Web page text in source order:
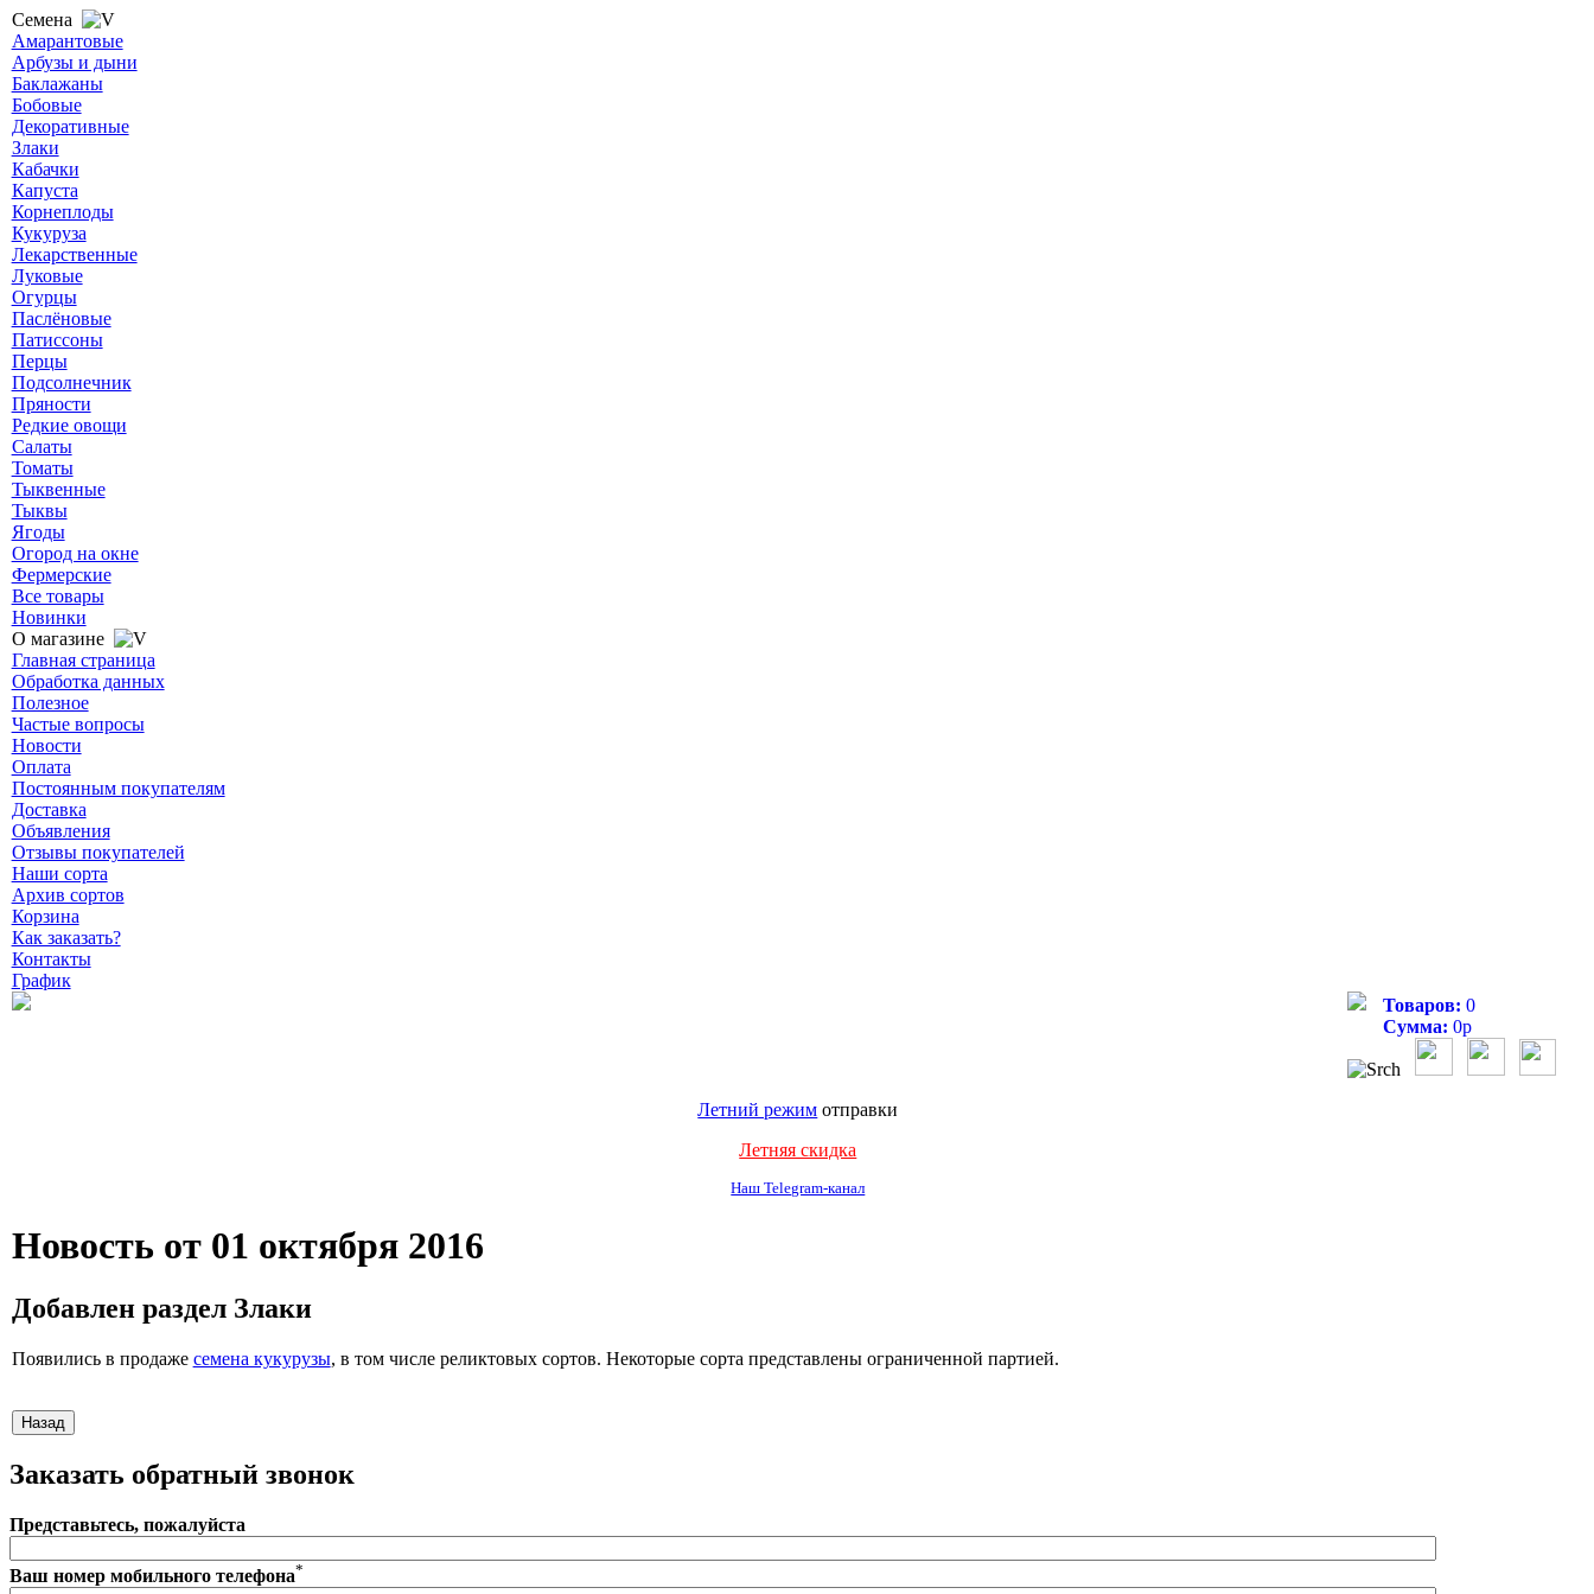
Семена
Амарантовые
Арбузы и дыни
Баклажаны
Бобовые
Декоративные
Злаки
Кабачки
Капуста
Корнеплоды
Кукуруза
Лекарственные
Луковые
Огурцы
Паслёновые
Патиссоны
Перцы
Подсолнечник
Пряности
Редкие овощи
Салаты
Томаты
Тыквенные
Тыквы
Ягоды
Огород на окне
Фермерские
Все товары
Новинки
О магазине
Главная страница
Обработка данных
Полезное
Частые вопросы
Новости
Оплата
Постоянным покупателям
Доставка
Объявления
Отзывы покупателей
Наши сорта
Архив сортов
Корзина
Как заказать?
Контакты
График
Товаров: 0
Сумма: 0р
Летний режим отправки
Летняя скидка
Наш Telegram-канал
Новость от 01 октября 2016
Добавлен раздел Злаки
Появились в продаже семена кукурузы, в том числе реликтовых сортов. Некоторые сорта представлены ограниченной партией.
Заказать обратный звонок
Представьтесь, пожалуйста
Ваш номер мобильного телефона*